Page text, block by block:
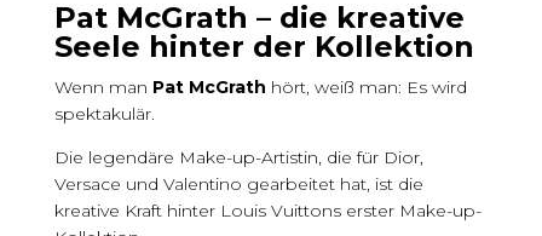
Pat McGrath – die kreative
Seele hinter der Kollektion
Wenn man Pat McGrath hört, weiß man: Es wird
spektakulär.
Die legendäre Make-up-Artistin, die für Dior,
Versace und Valentino gearbeitet hat, ist die
kreative Kraft hinter Louis Vuittons erster Make-up-